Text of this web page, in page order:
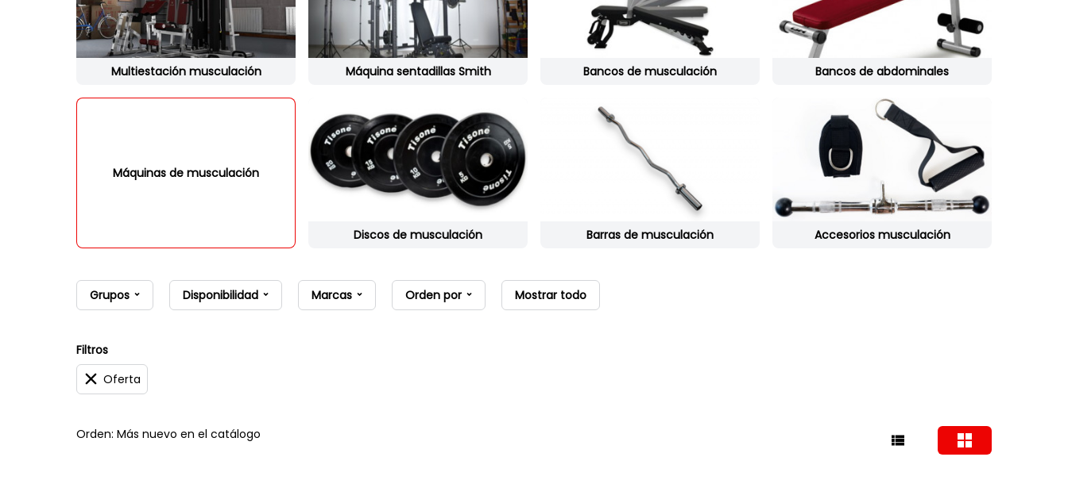
Multiestación musculación Máquina sentadillas Smith Bancos de musculación Bancos de abdominales
Máquinas de musculación
Discos de musculación Barras de musculación Accesorios musculación
Grupos Disponibilidad Marcas Orden por Mostrar todo
Filtros
Oferta
Orden: Más nuevo en el catálogo